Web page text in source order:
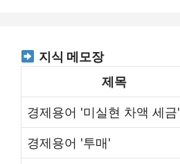
지식 메모장
제목
경제용어 '미실현 차액 세금'
경제용어 '투매'